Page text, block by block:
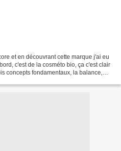
et en découvrant cette marque j'ai eu
c'est de la cosméto bio, ça c'est clair
concepts fondamentaux, la balance,